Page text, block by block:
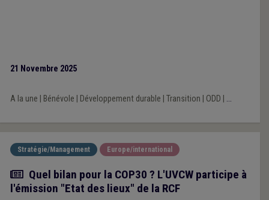
21 Novembre 2025
A la une Bénévole Développement durable Transition ODD ...
Stratégie/Management Europe/international
Actualité
Quel bilan pour la COP30 ? L'UVCW participe à
l'émission "Etat des lieux" de la RCF